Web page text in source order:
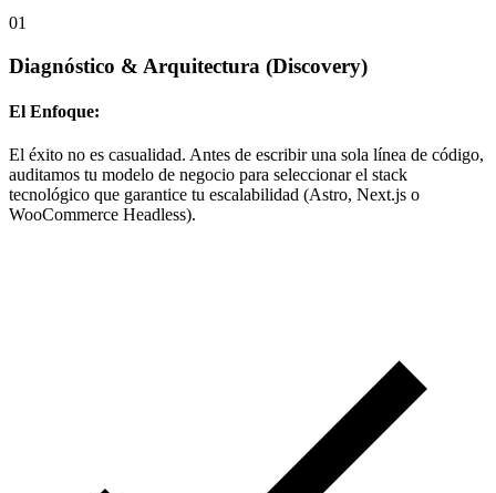
01
Diagnóstico & Arquitectura (Discovery)
El Enfoque:
El éxito no es casualidad. Antes de escribir una sola línea de código,
auditamos tu modelo de negocio para seleccionar el stack
tecnológico que garantice tu escalabilidad (Astro, Next.js o
WooCommerce Headless).